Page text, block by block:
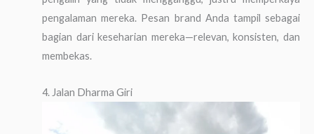
pengalaman mereka. Pesan brand Anda tampil sebagai
bagian dari keseharian mereka—relevan, konsisten, dan
membekas.
4. Jalan Dharma Giri